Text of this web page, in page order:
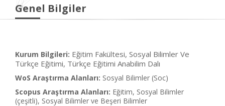
Genel Bilgiler
Kurum Bilgileri: Eğitim Fakültesi, Sosyal Bilimler Ve
Türkçe Eğitimi, Türkçe Eğitimi Anabilim Dalı
WoS Araştırma Alanları: Sosyal Bilimler (Soc)
Scopus Araştırma Alanları: Eğitim, Sosyal Bilimler
(çeşitli), Sosyal Bilimler ve Beşeri Bilimler